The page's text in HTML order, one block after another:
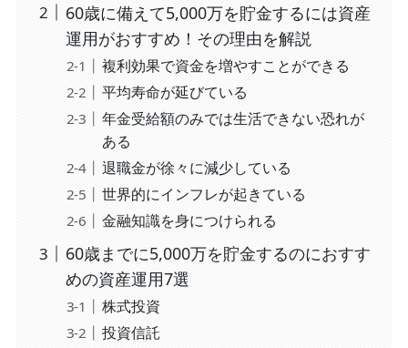
60歳に備えて5,000万を貯金するには資産
運用がおすすめ！その理由を解説
複利効果で資金を増やすことができる
平均寿命が延びている
年金受給額のみでは生活できない恐れが
ある
​​退職金が徐々に減少している
世界的にインフレが起きている
金融知識を身につけられる
60歳までに5,000万を貯金するのにおすす
めの資産運用7選
株式投資
投資信託